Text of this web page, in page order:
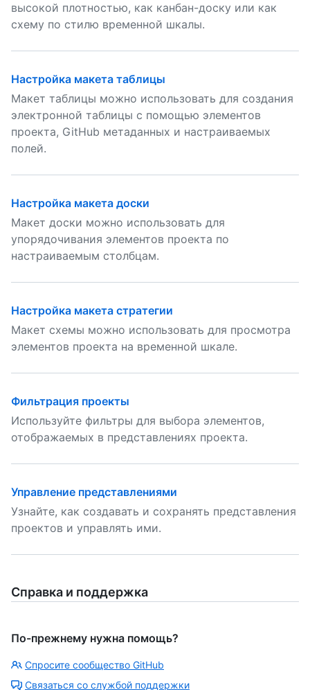
высокой плотностью, как канбан-доску или как
схему по стилю временной шкалы.
Настройка макета таблицы
Макет таблицы можно использовать для создания
электронной таблицы с помощью элементов
проекта, GitHub метаданных и настраиваемых
полей.
Настройка макета доски
Макет доски можно использовать для
упорядочивания элементов проекта по
настраиваемым столбцам.
Настройка макета стратегии
Макет схемы можно использовать для просмотра
элементов проекта на временной шкале.
Фильтрация проекты
Используйте фильтры для выбора элементов,
отображаемых в представлениях проекта.
Управление представлениями
Узнайте, как создавать и сохранять представления
проектов и управлять ими.
Справка и поддержка
По-прежнему нужна помощь?
Спросите сообщество GitHub
Связаться со службой поддержки